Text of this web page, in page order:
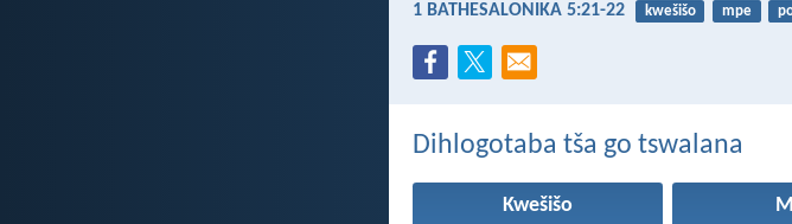
1 BATHESALONIKA 5:21-22 kwešišo mpe
Dihlogotaba tša go tswalana
Kwešišo